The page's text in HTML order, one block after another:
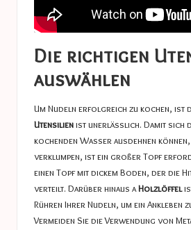
Die richtigen
auswählen
Um Nudeln erfolgreich zu kochen, ist
Utensilienist unerlässlich. Damit sich
kochenden Wasser ausdehnen
verklumpen, ist ein großer Topf
einen Topf mit dickem Boden, der die
verteilt. Darüber hinaus aHolzlöffel
Rühren Ihrer Nudeln, um ein Ankleben
Vermeiden Sie die Verwendung von